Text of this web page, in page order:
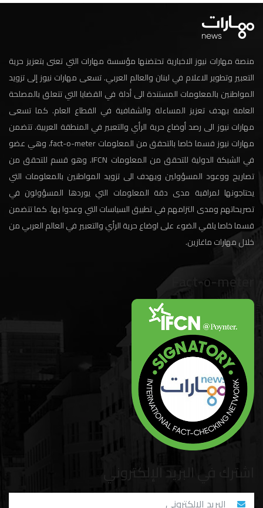
منصة مهارات نيوز الاخبارية تحتضنها مؤسسة مهارات التي تعنى بتعزيز حرية
التعبير وتطوير الاعلام في لبنان والعالم العربي. تسعى مهارات نيوز إلى تزويد
المواطنين بالمعلومات المستندة الى أدلة في القضايا التي تتعلق بالمصلحة
العامة بهدف تعزيز المساءلة والشفافية في القطاع العام. كما تسعى
مهارات نيوز الى رصد أوضاع حرية الرأي والتعبير في المنطقة العربية. تتضمن
مهارات نيوز قسما خاصا بالتحقق من المعلومات fact-o-meter، وهي عضو
في الشبكة الدولية للتحقق من المعلومات IFCN. وهو قسم للتحقق من
تصاريح ووعود المسؤولين ويهدف الى تزويد المواطنين بالمعلومات التي
يحتاجونها لمراقبة مدى دقة المعلومات التي يوردها المسؤولون في
تصريحاتهم ومدى التزامهم في تطبيق السياسات التي وعدوا بها. كما تتضمن
قسما خاصا يلقي الضوء على اوضاع حرية الرأي والتعبير في العالم العربي من
خلال مهارات ماغازين.
Fact-o-meter
اشترك في البريد الإلكتروني